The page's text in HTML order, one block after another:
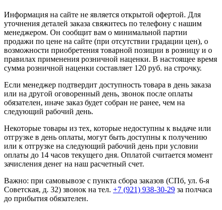
Информация на сайте не является открытой офертой. Для
уточнения деталей заказа свяжитесь по телефону с нашим
менеджером. Он сообщит вам о минимальной партии
продажи по цене на сайте (при отсутствии градации цен), о
возможности приобретения товарной позиции в розницу и о
правилах применения розничной наценки. В настоящее время
сумма розничной наценки составляет 120 руб. на строчку.
Если менеджер подтвердит доступность товара в день заказа
или на другой оговоренный день, звонок после оплаты
обязателен, иначе заказ будет собран не ранее, чем на
следующий рабочий день.
Некоторые товары из тех, которые недоступны к выдаче или
отгрузке в день оплаты, могут быть доступны к получению
или к отгрузке на следующий рабочий день при условии
оплаты до 14 часов текущего дня. Оплатой считается момент
зачисления денег на наш расчетный счет.
Важно: при самовывозе с пункта сборa заказов (СПб, ул. 6-я
Советская, д. 32) звонок на тел. +7 (921) 938-30-29 за полчаса
до прибытия обязателен.